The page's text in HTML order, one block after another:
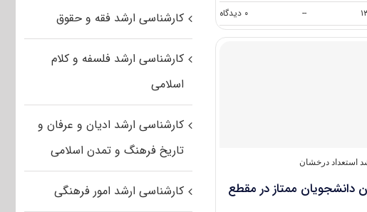
-- ۰ دیدگاه
on
نتایج
اولیه
کارشناسی
اردیبهشت
استعداد درخشان
دانشجویان ممتاز در مقطع
کارشناسی ارشد فقه و حقوق
کارشناسی ارشد فلسفه و کلام
اسلامی
کارشناسی ارشد ادیان و عرفان و
تاریخ فرهنگ و تمدن اسلامی
کارشناسی ارشد امور فرهنگی